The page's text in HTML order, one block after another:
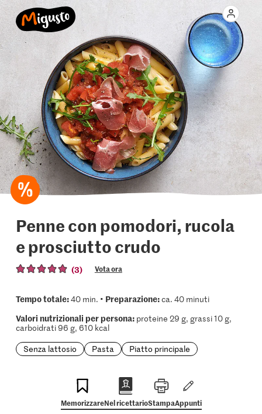
Penne con pomodori, rucola
e prosciutto crudo
(3) Vota ora
Tempo totale:40 min. • Preparazione:ca. 40 minuti
Valori nutrizionali per persona:proteine 29 g, grassi 10 g,
carboidrati 96 g, 610 kcal
Senza lattosio
Pasta Piatto principale
MemorizzareNel ricettarioStampaAppunti